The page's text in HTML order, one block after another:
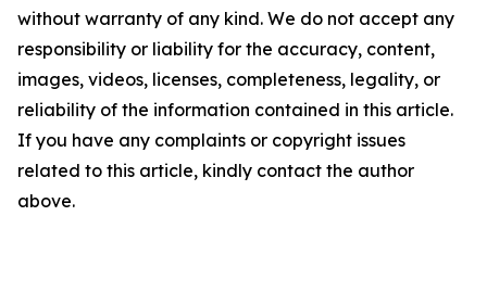
without warranty of any kind. We do not accept any
responsibility or liability for the accuracy, content,
images, videos, licenses, completeness, legality, or
reliability of the information contained in this article.
If you have any complaints or copyright issues
related to this article, kindly contact the author
above.